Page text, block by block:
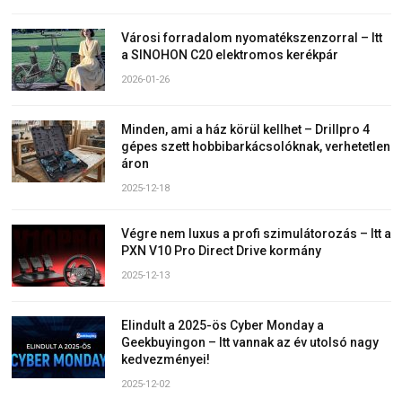
Városi forradalom nyomatékszenzorral – Itt
a SINOHON C20 elektromos kerékpár
2026-01-26
Minden, ami a ház körül kellhet – Drillpro 4
gépes szett hobbibarkácsolóknak, verhetetlen
áron
2025-12-18
Végre nem luxus a profi szimulátorozás – Itt a
PXN V10 Pro Direct Drive kormány
2025-12-13
Elindult a 2025-ös Cyber Monday a
Geekbuyingon – Itt vannak az év utolsó nagy
kedvezményei!
2025-12-02